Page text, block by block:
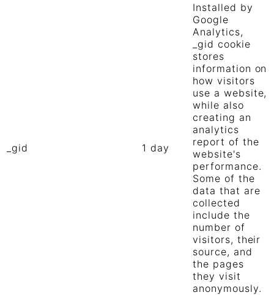
_gid 1 day
Installed by
Google
Analytics,
_gid cookie
stores
information on
how visitors
use a website,
while also
creating an
analytics
report of the
website's
performance.
Some of the
data that are
collected
include the
number of
visitors, their
source, and
the pages
they visit
anonymously.